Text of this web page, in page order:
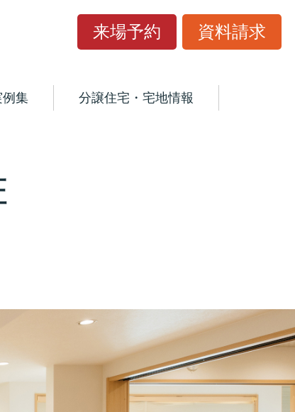
来場予約 資料請求
集 分譲住宅・宅地情報